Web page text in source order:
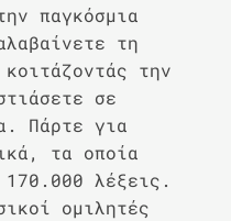
παγκόσμια
τη
την
σε
Πάρτε για
τα οποία
λέξεις.
ομιλητές